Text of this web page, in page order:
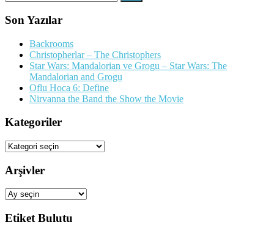
Son Yazılar
Backrooms
Christopherlar – The Christophers
Star Wars: Mandalorian ve Grogu – Star Wars: The
Mandalorian and Grogu
Oflu Hoca 6: Define
Nirvanna the Band the Show the Movie
Kategoriler
Kategoriler
Arşivler
Arşivler
Etiket Bulutu